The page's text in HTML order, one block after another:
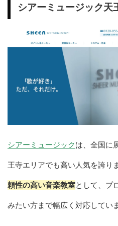
シアーミュージック天
シアーミュージックは、全国に
王寺エリアでも高い人気を誇り
頼性の高い音楽教室として、プ
みたい方まで幅広く対応してい